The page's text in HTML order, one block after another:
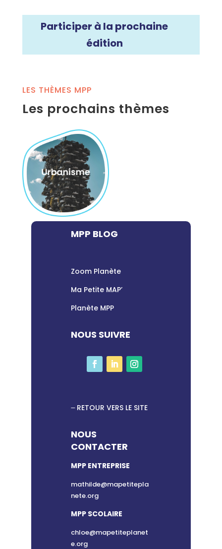
Participer à la prochaine
édition
LES THÈMES MPP
Les prochains thèmes
MPP BLOG
Zoom Planète
Ma Petite MAP’
Planète MPP
NOUS SUIVRE
RETOUR VERS LE SITE
NOUS
CONTACTER
MPP ENTREPRISE
mathilde@mapetitepla
nete.org
MPP SCOLAIRE
chloe@mapetiteplanet
e.org